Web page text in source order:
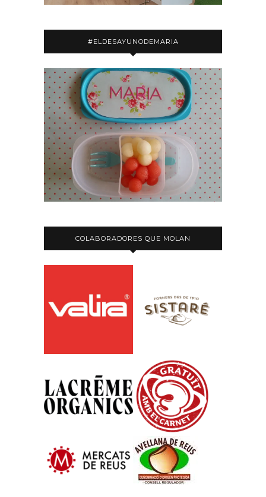
#ELDESAYUNODEMARIA
COLABORADORES QUE MOLAN